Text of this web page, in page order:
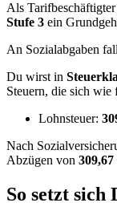
Als
Stufe 3 ein
An Sozialabgaben
Du wirst in
Steuern, die sich wie
Lohnsteuer:
Nach
Abzügen von 309,67
So setzt sich